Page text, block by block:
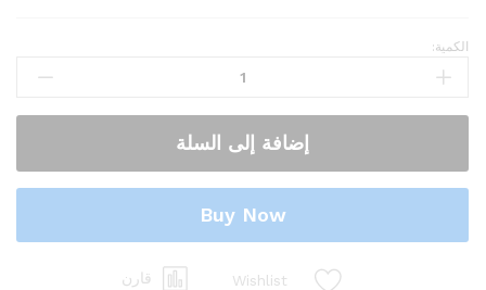
Linterna
LED
-
10000
شمعة
الكمية:
إضافة إلى السلة
Buy Now
Wishlist قارن